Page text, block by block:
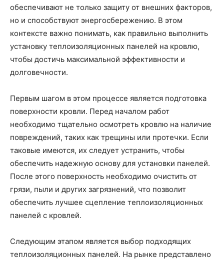
обеспечивают не только защиту от внешних факторов,
но и способствуют энергосбережению. В этом
контексте важно понимать, как правильно выполнить
установку теплоизоляционных панелей на кровлю,
чтобы достичь максимальной эффективности и
долговечности.
Первым шагом в этом процессе является подготовка
поверхности кровли. Перед началом работ
необходимо тщательно осмотреть кровлю на наличие
повреждений, таких как трещины или протечки. Если
таковые имеются, их следует устранить, чтобы
обеспечить надежную основу для установки панелей.
После этого поверхность необходимо очистить от
грязи, пыли и других загрязнений, что позволит
обеспечить лучшее сцепление теплоизоляционных
панелей с кровлей.
Следующим этапом является выбор подходящих
теплоизоляционных панелей. На рынке представлено